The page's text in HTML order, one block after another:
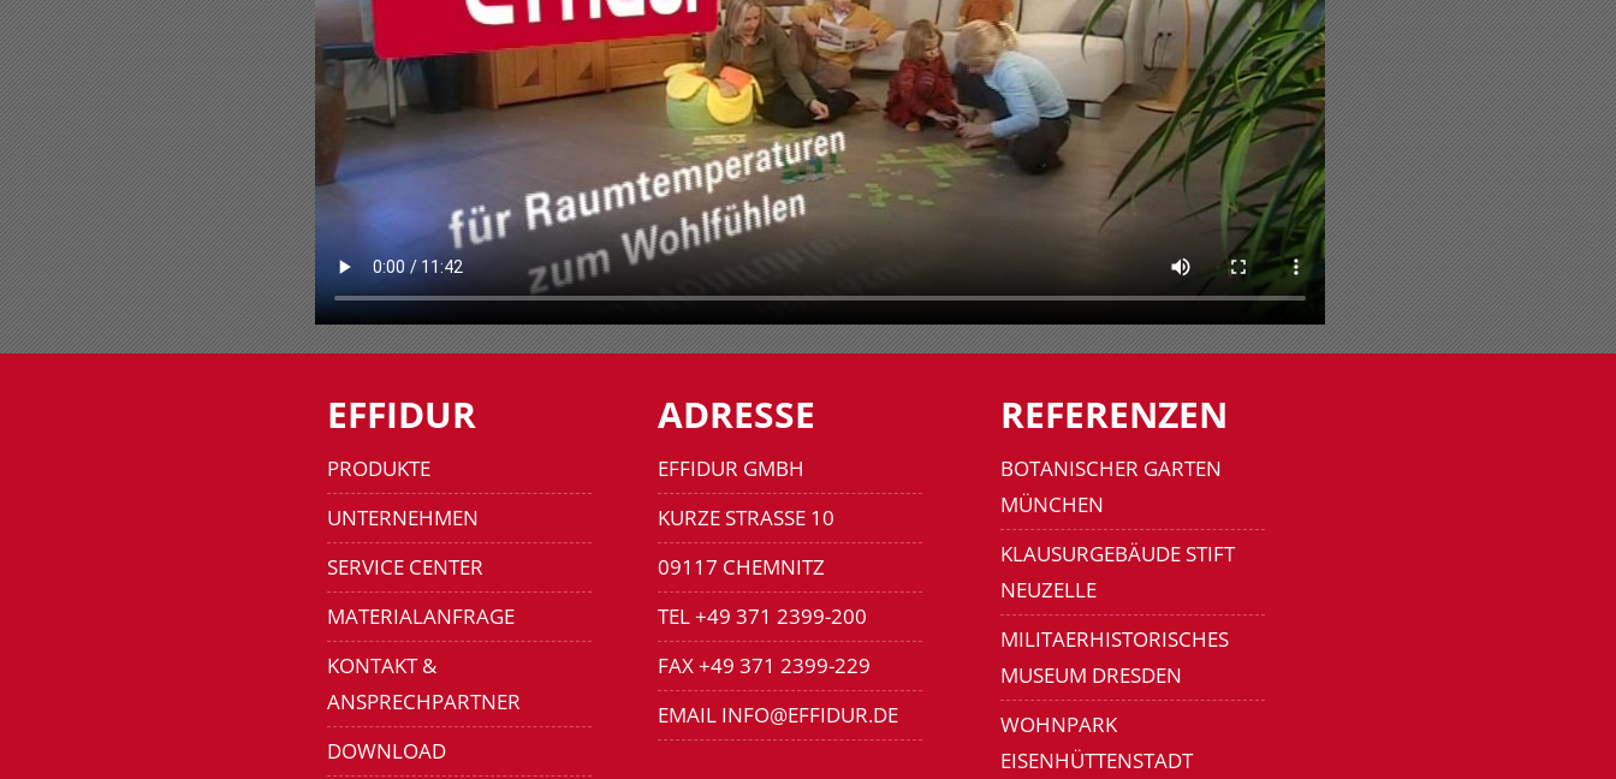
EFFIDUR
PRODUKTE
UNTERNEHMEN
SERVICE CENTER
MATERIALANFRAGE
KONTAKT &
ANSPRECHPARTNER
DOWNLOAD
ADRESSE
EFFIDUR GMBH
KURZE STRASSE 10
09117 CHEMNITZ
TEL +49 371 2399-200
FAX +49 371 2399-229
EMAIL INFO@EFFIDUR.DE
REFERENZEN
BOTANISCHER GARTEN
MÜNCHEN
KLAUSURGEBÄUDE STIFT
NEUZELLE
MILITAERHISTORISCHES
MUSEUM DRESDEN
WOHNPARK
EISENHÜTTENSTADT